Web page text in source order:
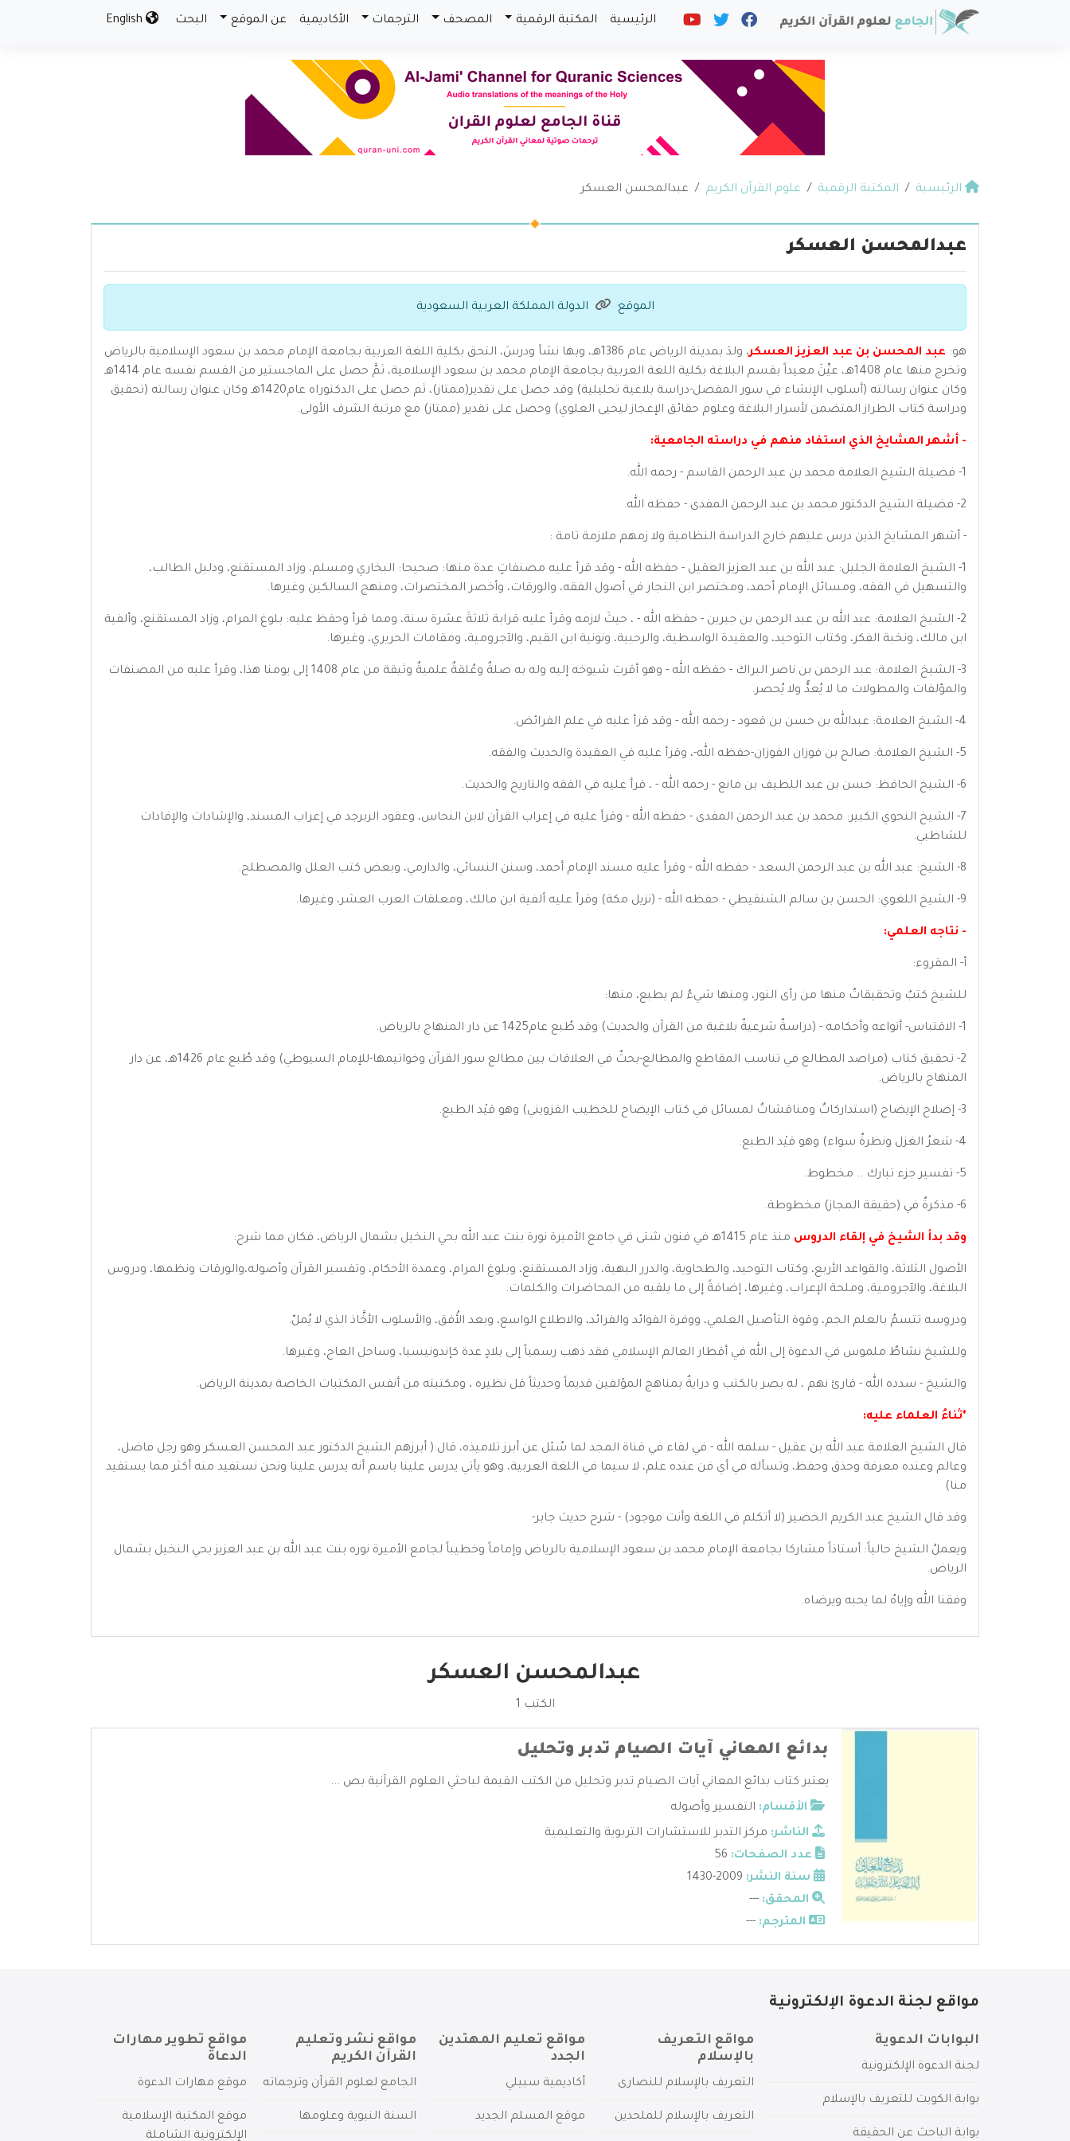
الرئيسية المكتبة الرقمية المصحف الترجمات الأكاديمية عن الموقع البحث
الرئيسية المكتبة الرقمية علوم القرآن الكريم عبدالمحسن العسكر
عبدالمحسن العسكر
الموقع الدولة المملكة العربية السعودية
هو: عبد المحسن بن عبد العزيز العسكر
، ولدَ بمدينة الرياض عام 1386هـ، وبها نشأ ودرسَ، التحق بكلية اللغة العربية بجامعة الإمام محمد بن سعود الإسلامية بالرياض
وتخرج منها عام 1408هـ، عيِّنَ معيداً بقسم البلاغة بكلية اللغة العربية بجامعة الإمام محمد بن سعود الإسلامية، ثمَّ حصل على الماجستير من القسم نفسه عام 1414هـ
وكان عنوان رسالته (أسلوب الإنشاء في سور المفصل-دراسة بلاغية تحليلية) وقد حصل على تقدير(ممتاز)، ثم حصل على الدكتوراه عام1420هـ وكان عنوان رسالته (تحقيق
ودراسة كتاب الطراز المتضمن لأسرار البلاغة وعلوم حقائق الإعجاز ليحيى العلوي) وحصل على تقدير (ممتاز) مع مرتبة الشرف الأولى.
- أشهر المشايخ الذي استفاد منهم في دراسته الجامعية:
1- فضيلة الشيخ العلامة محمد بن عبد الرحمن القاسم - رحمه الله.
2- فضيلة الشيخ الدكتور محمد بن عبد الرحمن المفدى - حفظه الله.
- أشهر المشايخ الذين درس عليهم خارج الدراسة النظامية ولا زمهم ملازمة تامة :
1- الشيخ العلامة الجليل: عبد الله بن عبد العزيز العقيل - حفظه الله - وقد قرأ عليه مصنفاتٍ عدة منها: صحيحا: البخاري ومسلم، وزاد المستقنع، ودليل الطالب،
والتسهيل في الفقه، ومسائل الإمام أحمد، ومختصر ابن النجار في أصول الفقه، والورقات، وأخصر المختصرات، ومنهج السالكين وغيرها.
2- الشيخ العلامة: عبد الله بن عبد الرحمن بن جبرين - حفظه الله - ، حيثَ لازمه وقرأ عليه قرابة ثلاثةَ عشرة سنة، ومما قرأ وحفظ عليه: بلوغ المرام، وزاد المستقنع، وألفية
ابن مالك، ونخبة الفكر، وكتاب التوحيد، والعقيدة الواسطية، والرحبية، ونونية ابن القيم، والآجرومية، ومقامات الحريري، وغيرها.
3- الشيخ العلامة: عبد الرحمن بن ناصر البراك - حفظه الله - وهو أقربَ شيوخه إليه وله به صلةٌ وعُلقةٌ علميةٌ وثيقة من عام 1408 إلى يومنا هذا، وقرأ عليه من المصنفات
والمؤلفات والمطولات ما لا يُعدُّ ولا يُحصر.
4- الشيخ العلامة: عبدالله بن حسن بن قعود - رحمه الله - وقد قرأ عليه في علم الفرائض.
5- الشيخ العلامة: صالح بن فوزان الفوزان-حفظه الله-، وقرأ عليه في العقيدة والحديث والفقه.
6- الشيخ الحافظ: حسن بن عبد اللطيف بن مانع - رحمه الله - ، قرأ عليه في الفقه والتاريخ والحديث.
7- الشيخ النحوي الكبير: محمد بن عبد الرحمن المفدى - حفظه الله - وقرأ عليه في إعراب القرآن لابن النحاس، وعقود الزبرجد في إعراب المسند، والإشادات والإفادات
للشاطبي.
8- الشيخ: عبد الله بن عبد الرحمن السعد - حفظه الله - وقرأ عليه مسند الإمام أحمد، وسنن النسائي، والدارمي، وبعض كتب العلل والمصطلح.
9- الشيخ اللغوي: الحسن بن سالم الشنقيطي - حفظه الله - (نزيل مكة) وقرأ عليه ألفية ابن مالك، ومعلقات العرب العشر، وغيرها.
- نتاجه العلمي:
أ- المقروء:
للشيخ كتبٌ وتحقيقاتٌ منها من رأى النور، ومنها شيءٌ لم يطبع، منها:
1- الاقتباس- أنواعه وأحكامه - (دراسةٌ شرعيةٌ بلاغية من القرآن والحديث) وقد طُبع عام1425 عن دار المنهاج بالرياض.
2- تحقيق كتاب (مراصد المطالع في تناسب المقاطع والمطالع-بحثٌ في العلاقات بين مطالع سور القرآن وخواتيمها-للإمام السيوطي) وقد طُبع عام 1426هـ، عن دار
المنهاج بالرياض.
3- إصلاح الإيضاح (استداركاتٌ ومناقشاتٌ لمسائل في كتاب الإيضاح للخطيب القزويني) وهو قيْد الطبع.
4- شعرُ الغزل ونظرةٌ سواء) وهو قيْد الطبع.
5- تفسير جزء تبارك .. مخطوط.
6- مذكرةٌ في (حقيقة المجاز) مخطوطة.
وقد بدأ الشيخ في إلقاء الدروس منذ عام 1415هـ في فنون شتى في جامع الأميرة نورة بنت عبد الله بحي النخيل بشمال الرياض، فكان مما شرح:
الأصول الثلاثة، والقواعد الأربع، وكتاب التوحيد، والطحاوية، والدرر البهية، وزاد المستقنع، وبلوغ المرام، وعمدة الأحكام، وتفسير القرآن وأصوله،والورقات ونظمها، ودروس
البلاغة، والآجرومية، وملحة الإعراب، وغيرها، إضافةً إلى ما يلقيه من المحاضرات والكلمات.
ودروسه تتسمُ بالعلم الجم، وقوة التأصيل العلمي، ووفرة الفوائد والفرائد، والاطلاع الواسع، وبعد الأُفق، والأسلوب الأخَّاذ الذي لا يُملّ.
وللشيخ نشاطٌ ملموس في الدعوة إلى الله في أقطار العالم الإسلامي فقد ذهب رسمياً إلى بلادٍ عدة كإندونيسيا، وساحل العاج، وغيرها.
والشيخ - سدده الله - قارئ نهم ، له بصر بالكتب و درايةٌ بمناهج المؤلفين قديماً وحديثاً قل نظيره ، ومكتبته من أنفس المكتبات الخاصة بمدينة الرياض.
*ثناءُ العلماء عليه:
قال الشيخ العلامة عبد الله بن عقيل - سلمه الله - في لقاء في قناة المجد لما سُئل عن أبرز تلاميذه، قال:( أبرزهم الشيخ الدكتور عبد المحسن العسكر وهو رجل فاضل،
وعالم وعنده معرفة وحذق وحفظ، وتسأله في أي فن عنده علم، لا سيما في اللغة العربية، وهو يأتي يدرس علينا باسم أنه يدرس علينا ونحن نستفيد منه أكثر مما يستفيد
منا)
وقد قال الشيخ عبد الكريم الخضير (لا أتكلم في اللغة وأنت موجود) - شرح حديث جابر-
ويعملُ الشيخ حالياً: أستاذاً مشاركا بجامعة الإمام محمد بن سعود الإسلامية بالرياض وإماماً وخطيباً لجامع الأميرة نوره بنت عبد الله بن عبد العزيز بحي النخيل بشمال
الرياض.
وفقنا الله وإياهُ لما يحبه ويرضاه.
عبدالمحسن العسكر
الكتب 1
بدائع المعاني آيات الصيام تدبر وتحليل
يعتبر كتاب بدائع المعاني آيات الصيام تدبر وتحليل من الكتب القيمة لباحثي العلوم القرآنية بص ...
الأقسام: التفسير وأصوله
الناشر: مركز التدبر للاستشارات التربوية والتعليمية
عدد الصفحات:
سنة النشر:
المحقق: ---
المترجم: ---
مواقع لجنة الدعوة الإلكترونية
البوابات الدعوية
لجنة الدعوة الإلكترونية
بوابة الكويت للتعريف بالإسلام
بوابة الباحث عن الحقيقة
مواقع التعريف
بالإسلام
التعريف بالإسلام للنصارى
التعريف بالإسلام للملحدين
مواقع تعليم المهتدين
الجدد
أكاديمية سبيلي
موقع المسلم الجديد
مواقع نشر وتعليم
القرآن الكريم
الجامع لعلوم القرآن وترجماته
السنة النبوية وعلومها
مواقع تطوير مهارات
الدعاة
موقع مهارات الدعوة
موقع المكتبة الإسلامية
الإلكترونية الشاملة